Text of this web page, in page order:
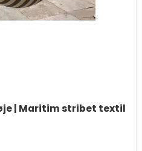
| Maritim stribet textil